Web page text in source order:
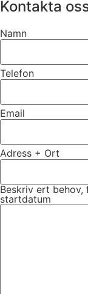
Kontakta
Namn
Telefon
Email
Adress + Ort
Beskriv ert behov,
startdatum